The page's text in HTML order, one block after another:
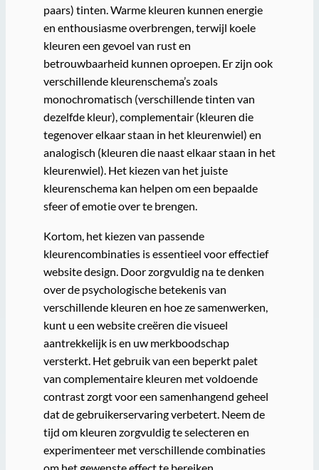
paars) tinten. Warme kleuren kunnen energie
en enthousiasme overbrengen, terwijl koele
kleuren een gevoel van rust en
betrouwbaarheid kunnen oproepen. Er zijn ook
verschillende kleurenschema’s zoals
monochromatisch (verschillende tinten van
dezelfde kleur), complementair (kleuren die
tegenover elkaar staan in het kleurenwiel) en
analogisch (kleuren die naast elkaar staan in het
kleurenwiel). Het kiezen van het juiste
kleurenschema kan helpen om een bepaalde
sfeer of emotie over te brengen.
Kortom, het kiezen van passende
kleurencombinaties is essentieel voor effectief
website design. Door zorgvuldig na te denken
over de psychologische betekenis van
verschillende kleuren en hoe ze samenwerken,
kunt u een website creëren die visueel
aantrekkelijk is en uw merkboodschap
versterkt. Het gebruik van een beperkt palet
van complementaire kleuren met voldoende
contrast zorgt voor een samenhangend geheel
dat de gebruikerservaring verbetert. Neem de
tijd om kleuren zorgvuldig te selecteren en
experimenteer met verschillende combinaties
om het gewenste effect te bereiken.